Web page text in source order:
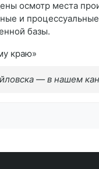
осмотр места
и
базы.
краю»
— в нашем